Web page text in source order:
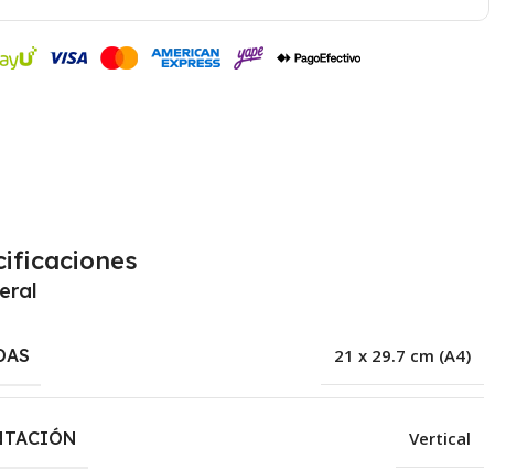
21 x 29.7 cm (A4)
Vertical